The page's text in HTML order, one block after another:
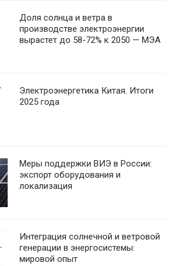
Доля солнца и ветра в
производстве электроэнергии
вырастет до 58-72% к 2050 — МЭА
Электроэнергетика Китая. Итоги
2025 года
Меры поддержки ВИЭ в России:
экспорт оборудования и
локализация
Интеграция солнечной и ветровой
генерации в энергосистемы:
мировой опыт